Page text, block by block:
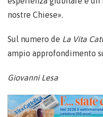
nostre Chiese».
Sul numero de La Vita
ampio approfondimento
Giovanni Lesa